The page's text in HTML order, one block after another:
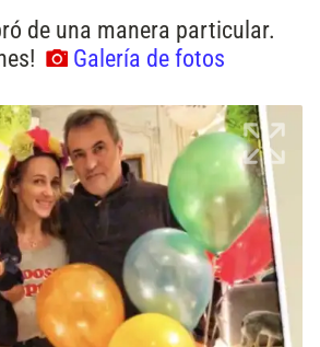
de una manera particular.
Galería de fotos